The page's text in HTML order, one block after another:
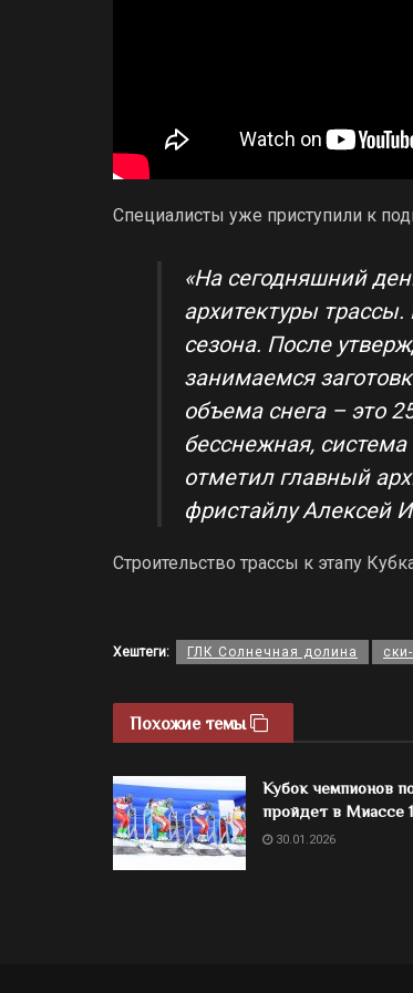
Специалисты уже приступили к
«На сегодняшний
архитектуры
сезона. После
занимаемся
объема снега – это
бесснежная,
отметил главный
фристайлу Алексей
Строительство трассы к этапу
Хештеги: ГЛК Солнечная долина
Похожие темы
Кубок чемпионов
пройдет в Миассе
30.01.2026